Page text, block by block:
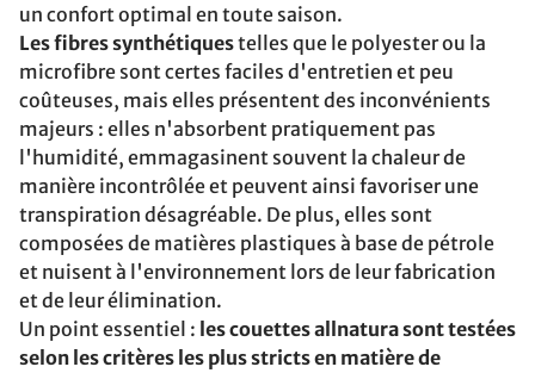
un confort optimal en toute saison.
Les fibres synthétiquestelles que le polyester ou la
microfibre sont certes faciles d'entretien et peu
coûteuses, mais elles présentent des inconvénients
majeurs : elles n'absorbent pratiquement pas
l'humidité, emmagasinent souvent la chaleur de
manière incontrôlée et peuvent ainsi favoriser une
transpiration désagréable. De plus, elles sont
composées de matières plastiques à base de pétrole
et nuisent à l'environnement lors de leur fabrication
et de leur élimination.
Un point essentiel : les couettes allnatura sont testées
selon les critères les plus stricts en matière de